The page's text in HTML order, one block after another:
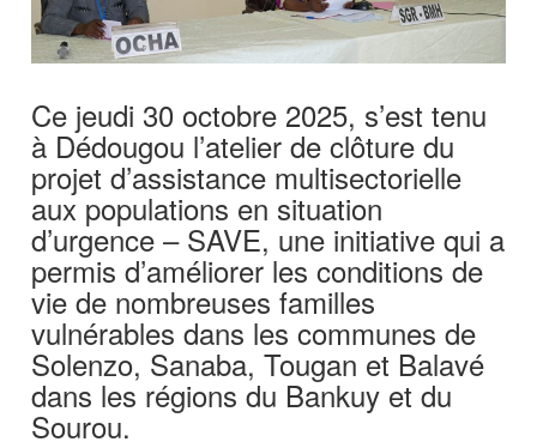
Ce jeudi 30 octobre 2025, s’est tenu
à Dédougou l’atelier de clôture du
projet d’assistance multisectorielle
aux populations en situation
d’urgence – SAVE, une initiative qui a
permis d’améliorer les conditions de
vie de nombreuses familles
vulnérables dans les communes de
Solenzo, Sanaba, Tougan et Balavé
dans les régions du Bankuy et du
Sourou.